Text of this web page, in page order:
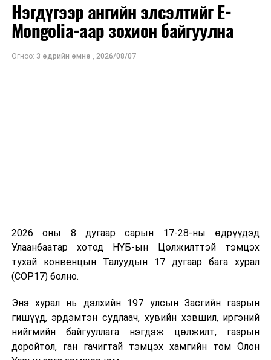
Засгийн газрын бүтэц, цаашид баримтлах бодлогын
талаар танилцуулав.
Нэгдүгээр ангийн элсэлтийг E-
Mongolia-аар зохион байгуулна
Огноо: 3 өдрийн өмнө , 2026/08/07
2026 оны 8 дугаар сарын 17-28-ны өдрүүдэд
Улаанбаатар хотод НҮБ-ын Цөлжилттэй тэмцэх
тухай конвенцын Талуудын 17 дугаар бага хурал
(COP17) болно.
Энэ хурал нь дэлхийн 197 улсын Засгийн газрын
гишүүд, эрдэмтэн судлаач, хувийн хэвшил, иргэний
нийгмийн байгууллага нэгдэж цөлжилт, газрын
доройтол, ган гачигтай тэмцэх хамгийн том Олон